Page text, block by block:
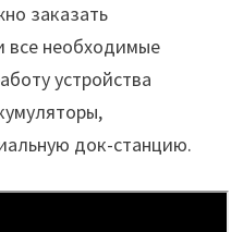
заказать
все необходимые
устройства
док-станцию.